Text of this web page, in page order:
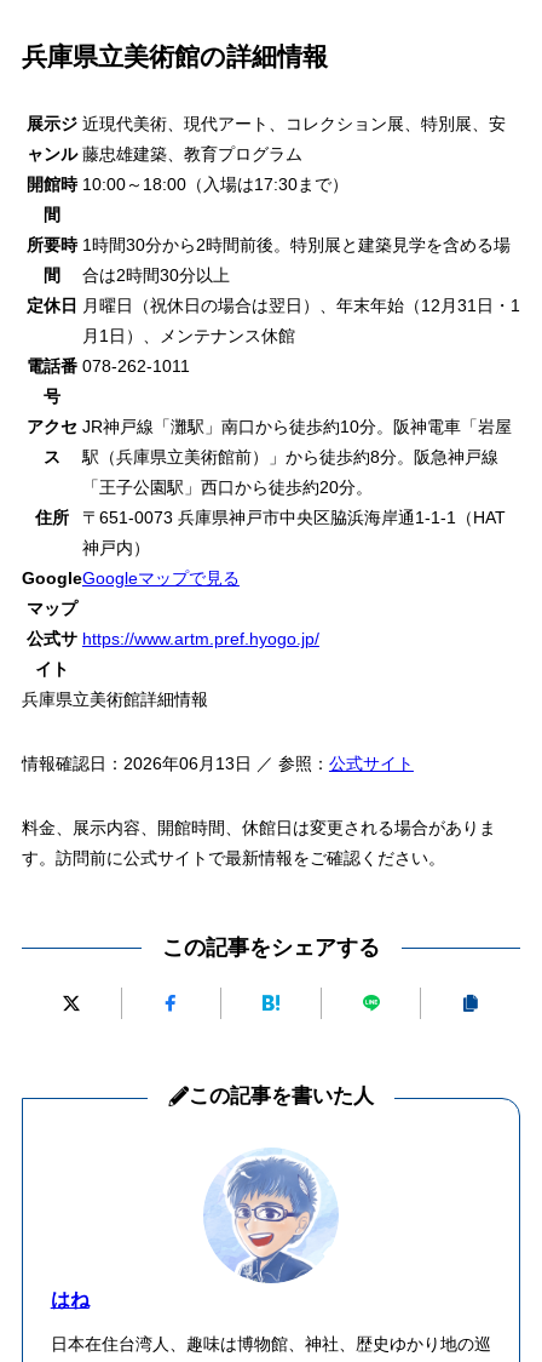
兵庫県立美術館の詳細情報
展示ジ
ャンル
近現代美術、現代アート、コレクション展、特別展、安
藤忠雄建築、教育プログラム
開館時
間
10:00～18:00（入場は17:30まで）
所要時
間
1時間30分から2時間前後。特別展と建築見学を含める場
合は2時間30分以上
定休日 月曜日（祝休日の場合は翌日）、年末年始（12月31日・1
月1日）、メンテナンス休館
電話番
号
078-262-1011
アクセ
ス
JR神戸線「灘駅」南口から徒歩約10分。阪神電車「岩屋
駅（兵庫県立美術館前）」から徒歩約8分。阪急神戸線
「王子公園駅」西口から徒歩約20分。
住所
〒651-0073 兵庫県神戸市中央区脇浜海岸通1-1-1（HAT
神戸内）
Google
マップ
Googleマップで見る
公式サ
イト
https://www.artm.pref.hyogo.jp/
兵庫県立美術館詳細情報
情報確認日：2026年06月13日 ／ 参照： 公式サイト
料金、展示内容、開館時間、休館日は変更される場合がありま
す。訪問前に公式サイトで最新情報をご確認ください。
この記事をシェアする
この記事を書いた人
はね
日本在住台湾人、趣味は博物館、神社、歴史ゆかり地の巡